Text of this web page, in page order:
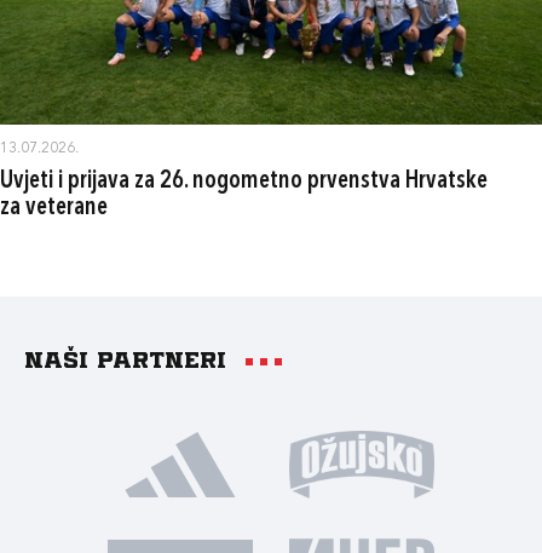
13.07.2026.
Uvjeti i prijava za 26. nogometno prvenstva Hrvatske
za veterane
Naši partneri